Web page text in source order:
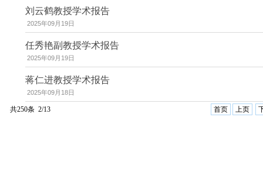
刘云鹤教授学术报告
2025年09月19日
任秀艳副教授学术报告
2025年09月19日
蒋仁进教授学术报告
2025年09月18日
共250条 2/13 首页 上页